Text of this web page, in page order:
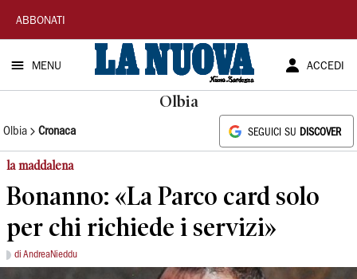
La
Nuova
Sardegna
ABBONATI
MENU ACCEDI
Olbia
Olbia Cronaca SEGUICI SU DISCOVER
la maddalena
Bonanno: «La Parco card solo
per chi richiede i servizi»
di AndreaNieddu